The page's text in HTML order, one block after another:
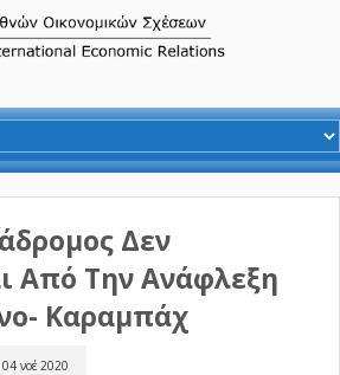
Δεν
Από Την Ανάφλεξη
Καραμπάχ
04 νοέ 2020